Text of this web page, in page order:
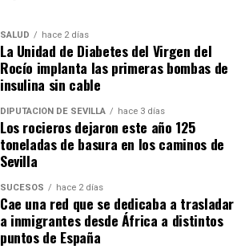
SALUD hace 2 días
La Unidad de Diabetes del Virgen del
Rocío implanta las primeras bombas de
insulina sin cable
DIPUTACIÓN DE SEVILLA hace 3 días
Los rocieros dejaron este año 125
toneladas de basura en los caminos de
Sevilla
SUCESOS hace 2 días
Cae una red que se dedicaba a trasladar
a inmigrantes desde África a distintos
puntos de España